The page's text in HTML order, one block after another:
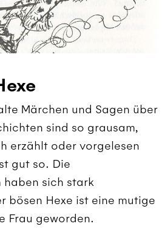
Märchen und Sagen über
sind so grausam,
erzählt oder vorgelesen
gut so. Die
haben sich stark
bösen Hexe ist eine mutige
Frau geworden.